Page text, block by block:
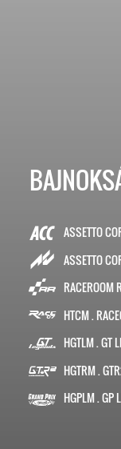
ASSETTO
ASSETTO
RACEROOM
HTCM .
HGTLM . GT
HGTRM .
HGPLM . GP